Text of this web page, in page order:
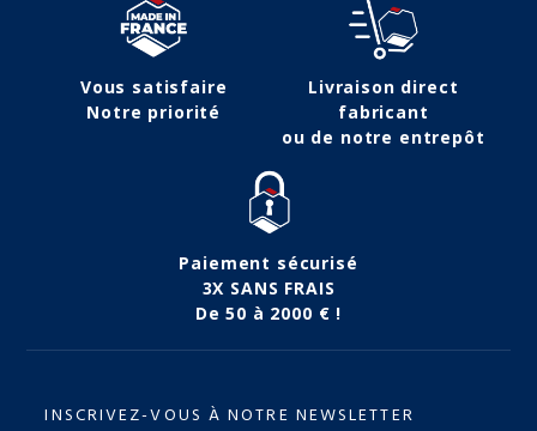
Vous satisfaire
Notre priorité
Livraison direct
fabricant
ou de notre entrepôt
Paiement sécurisé
3X SANS FRAIS
De 50 à 2000 € !
INSCRIVEZ-VOUS À NOTRE NEWSLETTER